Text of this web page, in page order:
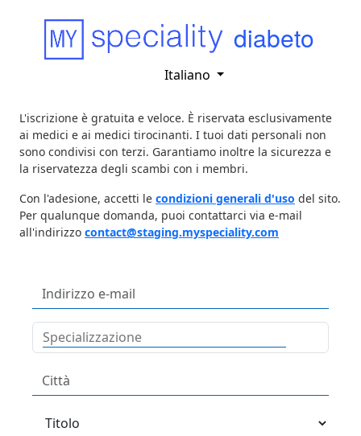
diabeto
Italiano
L'iscrizione è gratuita e veloce. È riservata esclusivamente
ai medici e ai medici tirocinanti. I tuoi dati personali non
sono condivisi con terzi. Garantiamo inoltre la sicurezza e
la riservatezza degli scambi con i membri.
Con l'adesione, accetti le condizioni generali d'uso del sito.
Per qualunque domanda, puoi contattarci via e-mail
all'indirizzo contact@staging.myspeciality.com